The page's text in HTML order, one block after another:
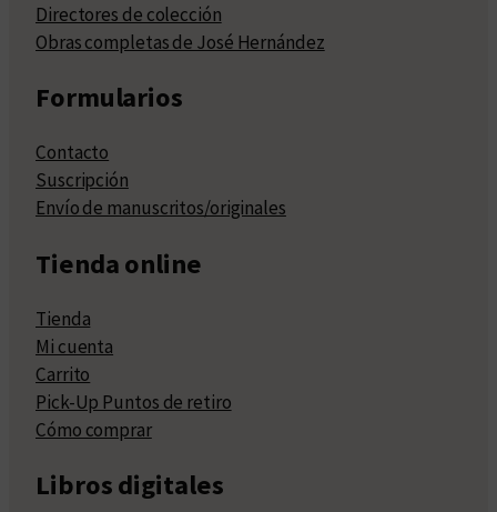
Directores de colección
Obras completas de José Hernández
Formularios
Contacto
Suscripción
Envío de manuscritos/originales
Tienda online
Tienda
Mi cuenta
Carrito
Pick-Up Puntos de retiro
Cómo comprar
Libros digitales